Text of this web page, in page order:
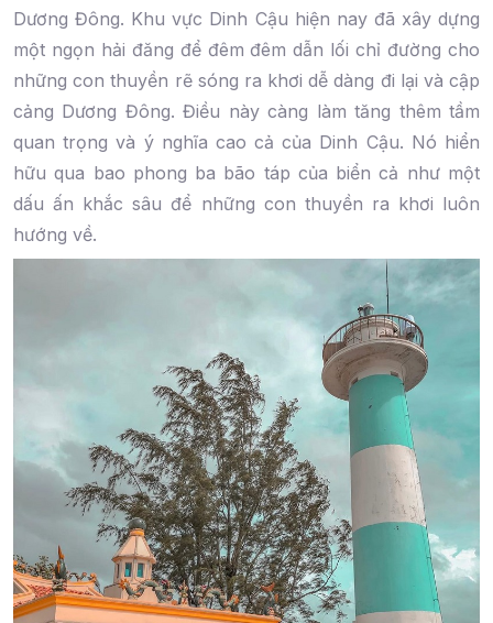
Dương Đông. Khu vực Dinh Cậu hiện nay đã xây dựng
một ngọn hải đăng để đêm đêm dẫn lối chỉ đường cho
những con thuyền rẽ sóng ra khơi dễ dàng đi lại và cập
cảng Dương Đông. Điều này càng làm tăng thêm tầm
quan trọng và ý nghĩa cao cả của Dinh Cậu. Nó hiển
hữu qua bao phong ba bão táp của biển cả như một
dấu ấn khắc sâu để những con thuyền ra khơi luôn
hướng về.